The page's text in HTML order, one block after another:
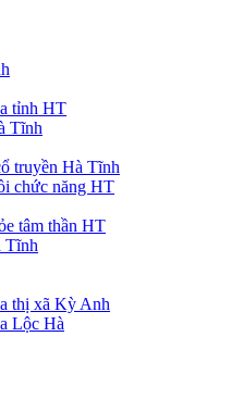
tỉnh HT
Tĩnh
truyền Hà Tĩnh
chức năng HT
tâm thần HT
Tĩnh
thị xã Kỳ Anh
Lộc Hà